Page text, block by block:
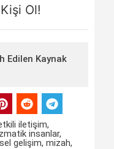
Ol!
Edilen Kaynak
iletişim,
insanlar,
gelişim, mizah,